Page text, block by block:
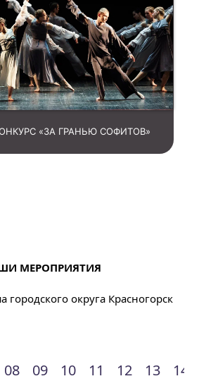
«ЗА ГРАНЬЮ СОФИТОВ»
МЕРОПРИЯТИЯ
городского округа Красногорск
08 09 10 11 12 13 14